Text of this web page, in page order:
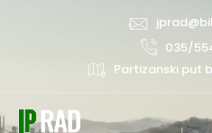
035/
Partizanski put